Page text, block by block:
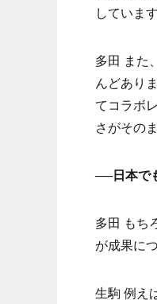
しています
多田 また
んどあり
てコラボ
さがその
──日本で
多田 もち
が成果に
生駒 例え